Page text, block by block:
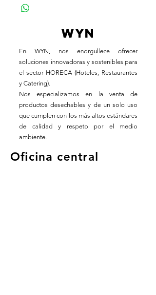
WYN
En WYN, nos enorgullece ofrecer
soluciones innovadoras y sostenibles para
el sector HORECA (Hoteles, Restaurantes
y Catering).
Nos especializamos en la venta de
productos desechables y de un solo uso
que cumplen con los más altos estándares
de calidad y respeto por el medio
ambiente.
Oficina central